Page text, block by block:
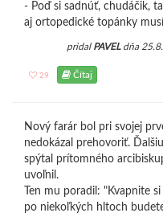
- Poď si sadnúť, chudáčik,
aj ortopedické topánky
pridal PAVELdňa
29 Čítaj
Nový farár bol pri svojej
nedokázal prehovoriť.
spýtal prítomného
uvoľnil.
Ten mu poradil: "Kvapnite
po niekoľkých hltoch